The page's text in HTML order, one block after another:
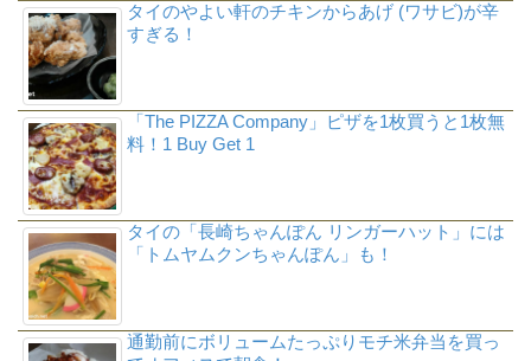
タイのやよい軒のチキンからあげ (ワサビ)が辛
すぎる！
「The PIZZA Company」ピザを1枚買うと1枚無
料！1 Buy Get 1
タイの「長崎ちゃんぽん リンガーハット」には
「トムヤムクンちゃんぽん」も！
通勤前にボリュームたっぷりモチ米弁当を買っ